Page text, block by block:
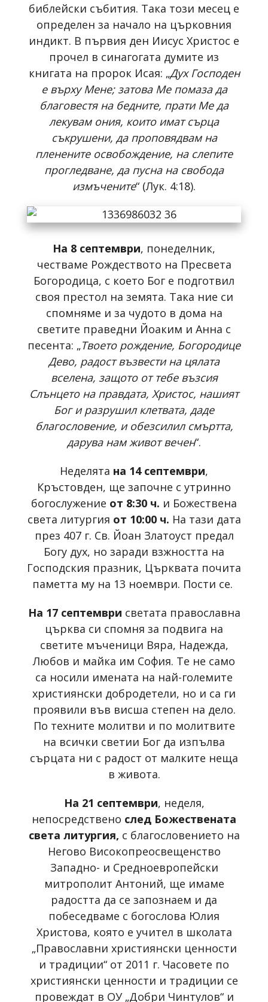
библейски събития. Така този месец е
определен за начало на църковния
индикт. В първия ден Иисус Христос е
прочел в синагогата думите из
книгата на пророк Исая: „Дух Господен
е върху Мене; затова Ме помаза да
благовестя на бедните, прати Ме да
лекувам ония, които имат сърца
съкрушени, да проповядвам на
пленените освобождение, на слепите
прогледване, да пусна на свобода
измъчените“ (Лук. 4:18).
На 8 септември, понеделник,
честваме Рождеството на Пресвета
Богородица, с което Бог е подготвил
своя престол на земята. Така ние си
спомняме и за чудото в дома на
светите праведни Йоаким и Анна с
песента: „Твоето рождение, Богородице
Дево, радост възвести на цялата
вселена, защото от тебе възсия
Слънцето на правдата, Христос, нашият
Бог и разрушил клетвата, даде
благословение, и обезсилил смъртта,
дарува нам живот вечен“.
Неделята на 14 септември,
Кръстовден, ще започне с утринно
богослужение от 8:30 ч. и Божествена
света литургия от 10:00 ч. На тази дата
през 407 г. Св. Йоан Златоуст предал
Богу дух, но заради взжността на
Господския празник, Църквата почита
паметта му на 13 ноември. Пости се.
На 17 септември светата православна
църква си спомня за подвига на
светите мъченици Вяра, Надежда,
Любов и майка им София. Те не само
са носили имената на най-големите
християнски добродетели, но и са ги
проявили във висша степен на дело.
По техните молитви и по молитвите
на всички светии Бог да изпълва
сърцата ни с радост от малките неща
в живота.
На 21 септември, неделя,
непосредствено след Божествената
света литургия, с благословението на
Негово Високопреосвещенство
Западно- и Средноевропейски
митрополит Антоний, ще имаме
радостта да се запознаем и да
побеседваме с богослова Юлия
Христова, която е учител в школата
„Православни християнски ценности
и традиции“ от 2011 г. Часовете по
християнски ценности и традиции се
провеждат в ОУ „Добри Чинтулов“ и